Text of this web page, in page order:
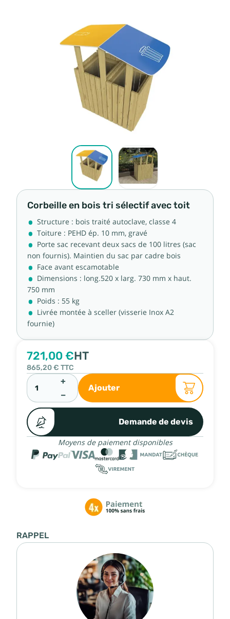
Corbeille en bois tri sélectif avec toit
Structure : bois traité autoclave, classe 4
Toiture : PEHD ép. 10 mm, gravé
Porte sac recevant deux sacs de 100 litres (sac
non fournis). Maintien du sac par cadre bois
Face avant escamotable
Dimensions : long.520 x larg. 730 mm x haut.
750 mm
Poids : 55 kg
Livrée montée à sceller (visserie Inox A2
fournie)
721,00 €HT
865,20 € TTC
+
−
Ajouter
Demande de devis
Moyens de paiement disponibles
RAPPEL